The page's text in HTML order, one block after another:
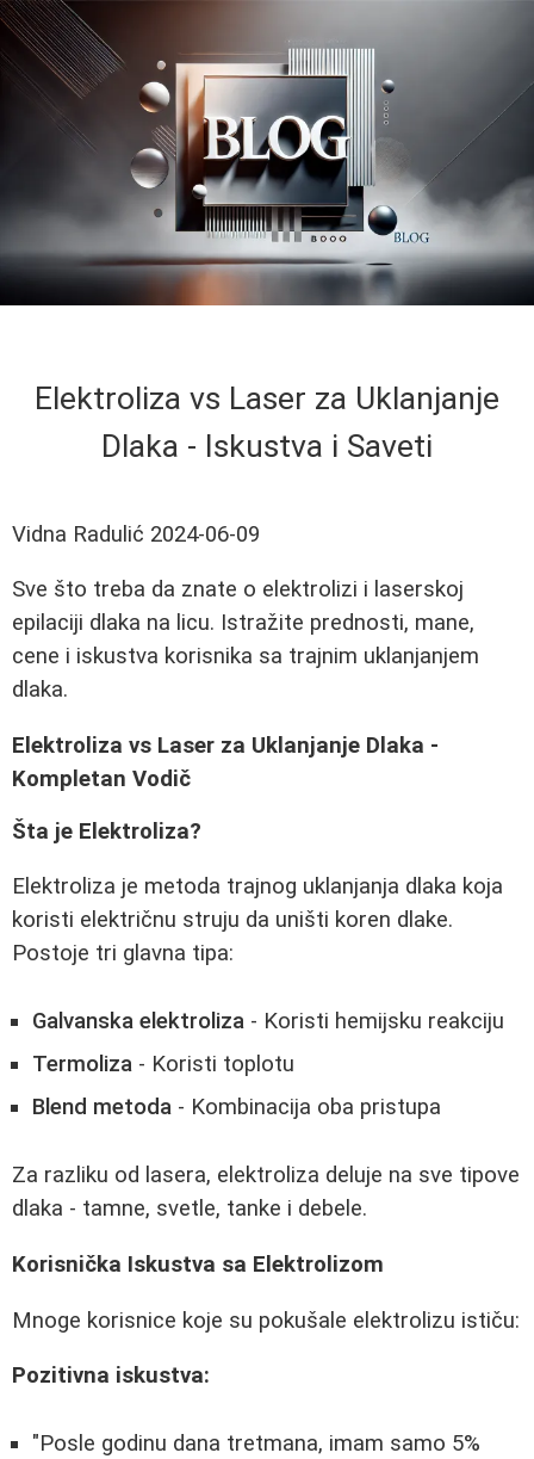
Elektroliza vs Laser za Uklanjanje
Dlaka - Iskustva i Saveti
Vidna Radulić 2024-06-09
Sve što treba da znate o elektrolizi i laserskoj
epilaciji dlaka na licu. Istražite prednosti, mane,
cene i iskustva korisnika sa trajnim uklanjanjem
dlaka.
Elektroliza vs Laser za Uklanjanje Dlaka -
Kompletan Vodič
Šta je Elektroliza?
Elektroliza je metoda trajnog uklanjanja dlaka koja
koristi električnu struju da uništi koren dlake.
Postoje tri glavna tipa:
Galvanska elektroliza - Koristi hemijsku reakciju
Termoliza - Koristi toplotu
Blend metoda - Kombinacija oba pristupa
Za razliku od lasera, elektroliza deluje na sve tipove
dlaka - tamne, svetle, tanke i debele.
Korisnička Iskustva sa Elektrolizom
Mnoge korisnice koje su pokušale elektrolizu ističu:
Pozitivna iskustva:
"Posle godinu dana tretmana, imam samo 5%